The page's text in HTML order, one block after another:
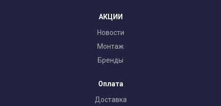
АКЦИИ
Новости
Монтаж
Бренды
Оплата
Доставка